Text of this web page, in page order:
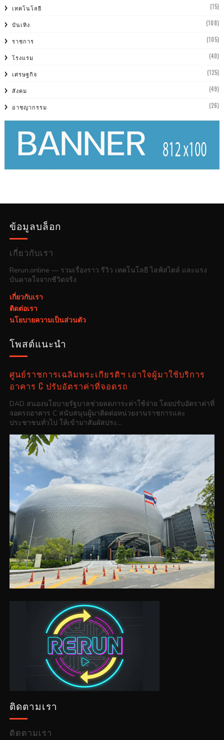
เทคโนโลยี (15)
บันเทิง (108)
ราชการ (105)
โรงแรม (40)
เศรษฐกิจ (125)
สังคม (49)
อาชญากรรม (26)
ข้อมูลบล็อก
เกี่ยวกับเรา
Rerun.online — รวมเรื่องราว รีวิว เทคโนโลยี ไลฟ์สไตล์ และแรง
บันดาลใจจากชีวิตจริง
เกี่ยวกับเรา
ติดต่อเรา
นโยบายความเป็นส่วนตัว
โพสต์แนะนำ
ศูนย์ราชการเฉลิมพระเกียรติฯ เอาใจผู้มาใช้บริการ
อาคาร C ปรับอัตราค่าที่จอดรถ
DAD สนองนโยบายรัฐบาลช่วยลดภาระค่าใช้จ่าย โดยปรับอัตราค่าที่
จอดรถอาคาร C สนับสนุนผู้มาติดต่อหน่วยงานราชการและ
ประชาชนทั่วไป ให้เข้ามาสัมผัสประ...
ติดตามเรา
ติดตามเรา